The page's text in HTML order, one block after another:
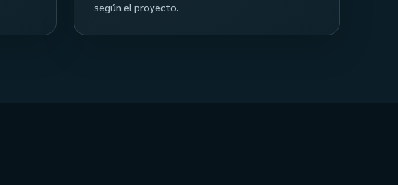
según el proyecto.